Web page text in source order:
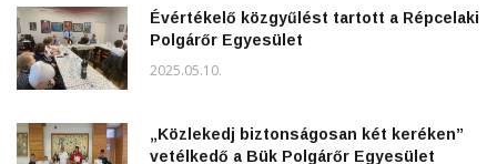
Évértékelő közgyűlést tartott a Répcelaki
Polgárőr Egyesület
2025.05.10.
„Közlekedj biztonságosan két keréken”
vetélkedő a Bük Polgárőr Egyesület